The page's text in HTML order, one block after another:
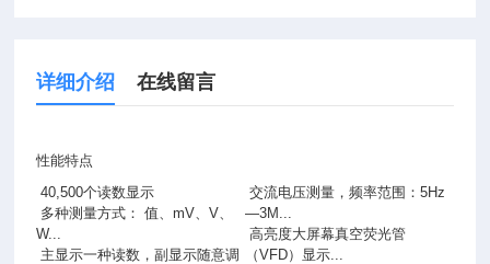
详细介绍 在线留言
性能特点
40,500个读数显示
多种测量方式： 值、mV、V、
W...
主显示一种读数，副显示随意调
交流电压测量，频率范围：5Hz
—3M...
高亮度大屏幕真空荧光管
（VFD）显示...